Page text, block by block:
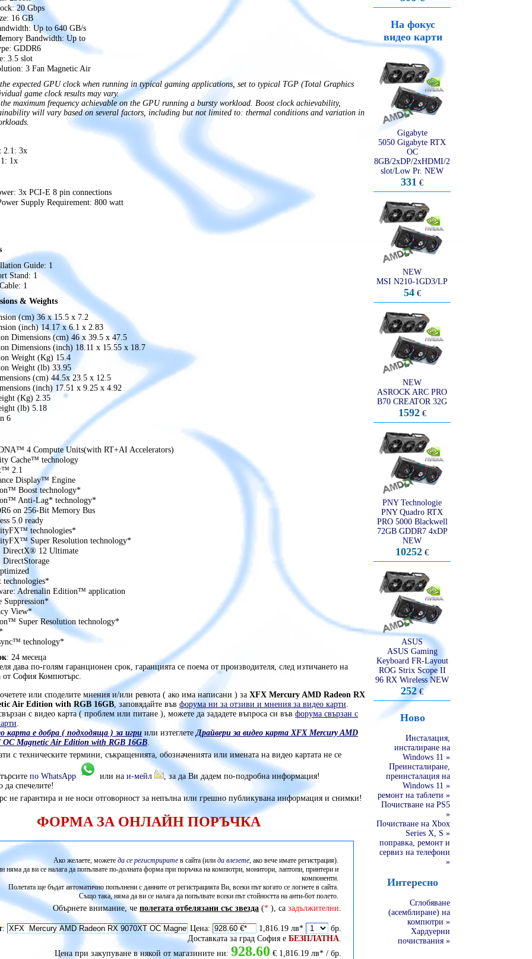
20 Gbps
16 GB
Up to 640 GB/s
Bandwidth: Up to
GDDR6
3.5 slot
3 Fan Magnetic Air
expected GPU clock when running in typical gaming applications, set to typical TGP (Total Graphics
game clock results may vary.
maximum frequency achievable on the GPU running a bursty workload. Boost clock achievability,
will vary based on several factors, including but not limited to: thermal conditions and variation in
2.1: 3x
1x
3x PCI-E 8 pin connections
Supply Requirement: 800 watt
Guide: 1
Stand: 1
1
& Weights
(cm) 36 x 15.5 x 7.2
(inch) 14.17 x 6.1 x 2.83
Dimensions (cm) 46 x 39.5 x 47.5
Dimensions (inch) 18.11 x 15.55 x 18.7
Weight (Kg) 15.4
Weight (lb) 33.95
(cm) 44.5x 23.5 x 12.5
(inch) 17.51 x 9.25 x 4.92
(Kg) 2.35
(lb) 5.18
6
4 Compute Units(with RT+AI Accelerators)
Cache™ technology
2.1
Display™ Engine
Boost technology*
Anti-Lag* technology*
on 256-Bit Memory Bus
5.0 ready
technologies*
Super Resolution technology*
12 Ultimate
technologies*
Adrenalin Edition™ application
Suppression*
View*
Super Resolution technology*
technology*
: 24 месеца
дава по-голям гаранционен срок, гаранцията се поема от производителя, след изтичането на
от София Компютърс.
или споделите мнения и/или ревюта ( ако има написани ) за XFX Mercury AMD Radeon RX
Air Edition with RGB 16GB , заповядайте във форума ни за отзиви и мнения за видео карти
с видео карта ( проблем или питане ), можете да зададете въпроса си във форума свързан с
карта е добра ( подходяща ) за игри или изтеглете Драйвери за видео карта XFX Mercury AMD
OC Magnetic Air Edition with RGB 16GB
с техническите термини, съкращенията, обозначенията или имената на видео картата не се
по WhatsApp или на и-мейл
, за да Ви дадем по-подробна информация!
да спечелите!
не гарантира и не носи отговорност за непълна или грешно публикувана информация и снимки!
ФОРМА ЗА ОНЛАЙН ПОРЪЧКА
Ако желаете, можете да се регистрирате в сайта (или да влезете , ако вече имате регистрация).
няма да ви се налага да попълвате по-долната форма при поръчка на компютри, монитори, лаптопи, принтери и
компоненти.
Полетата ще бъдат автоматично попълнени с данните от регистрацията Ви, всеки път когато се логнете в сайта.
Също така, няма да ви се налага да попълвате всеки път стойността на анти-бот полето.
Обърнете внимание, че полетата отбелязани със звезда (* ), са задължителни
: Цена: 1,816.19 лв*
бр.
Доставката за град София е БЕЗПЛАТНА
Цена при закупуване в някой от магазините ни: 928.60 € 1,816.19 лв* / бр.
На фокус
видео карти
Gigabyte
5050 Gigabyte RTX
OC
8GB/2xDP/2xHDMI/2
slot/Low Pr. NEW
331 €
NEW
MSI N210-1GD3/LP
54€
NEW
ASROCK ARC PRO
B70 CREATOR 32G
1592€
PNY Technologie
PNY Quadro RTX
PRO 5000 Blackwell
72GB GDDR7 4xDP
NEW
10252 €
ASUS
ASUS Gaming
Keyboard FR-Layout
ROG Strix Scope II
96 RX Wireless NEW
252€
Ново
Инсталация,
инсталиране на
Windows 11 »
Преинсталиране,
преинсталация на
Windows 11 »
ремонт на таблети »
Почистване на PS5
»
Почистване на Xbox
Series X, S »
поправка, ремонт и
сервиз на телефони
»
Интересно
Сглобяване
(асемблиране) на
компютри »
Хардуерни
почиствания »